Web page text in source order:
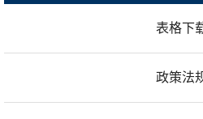
表格下
政策法